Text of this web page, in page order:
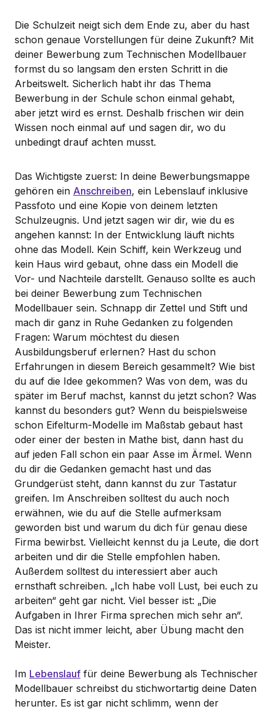
Die Schulzeit neigt sich dem Ende zu, aber du hast
schon genaue Vorstellungen für deine Zukunft? Mit
deiner Bewerbung zum Technischen Modellbauer
formst du so langsam den ersten Schritt in die
Arbeitswelt. Sicherlich habt ihr das Thema
Bewerbung in der Schule schon einmal gehabt,
aber jetzt wird es ernst. Deshalb frischen wir dein
Wissen noch einmal auf und sagen dir, wo du
unbedingt drauf achten musst.
Das Wichtigste zuerst: In deine Bewerbungsmappe
gehören ein Anschreiben, ein Lebenslauf inklusive
Passfoto und eine Kopie von deinem letzten
Schulzeugnis. Und jetzt sagen wir dir, wie du es
angehen kannst: In der Entwicklung läuft nichts
ohne das Modell. Kein Schiff, kein Werkzeug und
kein Haus wird gebaut, ohne dass ein Modell die
Vor- und Nachteile darstellt. Genauso sollte es auch
bei deiner Bewerbung zum Technischen
Modellbauer sein. Schnapp dir Zettel und Stift und
mach dir ganz in Ruhe Gedanken zu folgenden
Fragen: Warum möchtest du diesen
Ausbildungsberuf erlernen? Hast du schon
Erfahrungen in diesem Bereich gesammelt? Wie bist
du auf die Idee gekommen? Was von dem, was du
später im Beruf machst, kannst du jetzt schon? Was
kannst du besonders gut? Wenn du beispielsweise
schon Eifelturm-Modelle im Maßstab gebaut hast
oder einer der besten in Mathe bist, dann hast du
auf jeden Fall schon ein paar Asse im Ärmel. Wenn
du dir die Gedanken gemacht hast und das
Grundgerüst steht, dann kannst du zur Tastatur
greifen. Im Anschreiben solltest du auch noch
erwähnen, wie du auf die Stelle aufmerksam
geworden bist und warum du dich für genau diese
Firma bewirbst. Vielleicht kennst du ja Leute, die dort
arbeiten und dir die Stelle empfohlen haben.
Außerdem solltest du interessiert aber auch
ernsthaft schreiben. „Ich habe voll Lust, bei euch zu
arbeiten“ geht gar nicht. Viel besser ist: „Die
Aufgaben in Ihrer Firma sprechen mich sehr an“.
Das ist nicht immer leicht, aber Übung macht den
Meister.
Im Lebenslauf für deine Bewerbung als Technischer
Modellbauer schreibst du stichwortartig deine Daten
herunter. Es ist gar nicht schlimm, wenn der